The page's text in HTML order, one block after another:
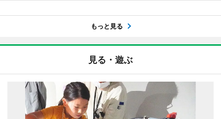
もっと見る
見る・遊ぶ